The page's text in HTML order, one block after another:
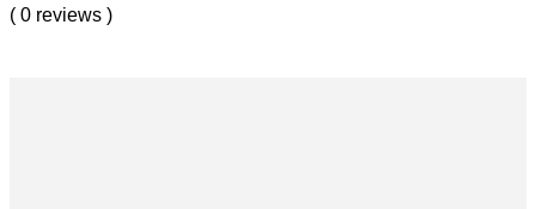
( 0 reviews )